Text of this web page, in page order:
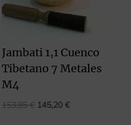
Jambati 1,1 Cuenco
Tibetano 7 Metales
M4
153,85€ El
145,20€El